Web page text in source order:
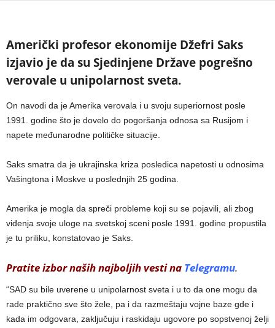
Američki profesor ekonomije Džefri Saks
izjavio je da su Sjedinjene Države pogrešno
verovale u unipolarnost sveta.
On navodi da je Amerika verovala i u svoju superiornost posle
1991. godine što je dovelo do pogoršanja odnosa sa Rusijom i
napete međunarodne političke situacije.
Saks smatra da je ukrajinska kriza posledica napetosti u odnosima
Vašingtona i Moskve u poslednjih 25 godina.
Amerika je mogla da spreči probleme koji su se pojavili, ali zbog
viđenja svoje uloge na svetskoj sceni posle 1991. godine propustila
je tu priliku, konstatovao je Saks.
Pratite izbor naših najboljih vesti na Telegramu.
“SAD su bile uverene u unipolarnost sveta i u to da one mogu da
rade praktično sve što žele, pa i da razmeštaju vojne baze gde i
kada im odgovara, zaključuju i raskidaju ugovore po sopstvenoj želji